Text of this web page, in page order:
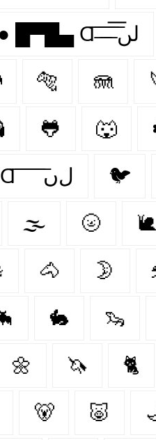
● █▀█▄ Ɑ͞ ̶͞ ̶͞ ̶͞ لں͞
🐅 🪼
🐸 🐺
{(ᶅ͒)} Ɑ͞ ͞ ͞ ͞ ͞ ﻝﮞ 🐦‍
🌫️ 🌝 🐌
🐴 🌛
🐇 🦦
🌼 🦄 🐈‍
🐻‍ 🐷